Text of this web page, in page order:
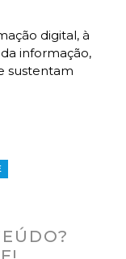
digital, à
informação,
sustentam